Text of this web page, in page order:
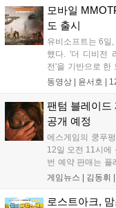
론 네이버페이 포
공식 네이버 스마
모바일
도 출시
유비소프트는 6일
했다. '더 디비전
전'을 기반으로 한
사이의 시기를 배
의 디비전 요원이
동영상 | 윤서호 |
팬텀 블레이드
공개 예정
에스게임의 쿵푸
12일 오전 11시에
번 예약 판매는 플
진행되며, 개발이
콤보 액션과 세미
게임뉴스 | 김동휘 |
로스트아크,